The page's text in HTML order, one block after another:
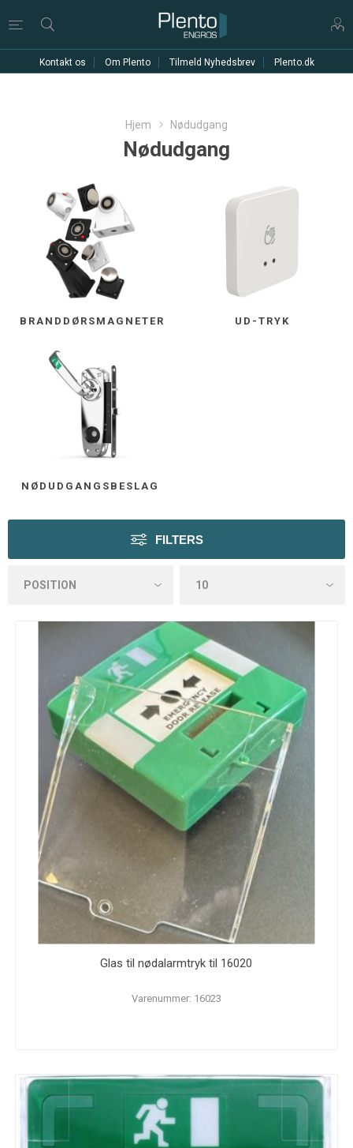
Kontakt os Om Plento Tilmeld Nyhedsbrev Plento.dk
Hjem Nødudgang
Nødudgang
BRANDDØRSMAGNETER UD-TRYK
NØDUDGANGSBESLAG
FILTERS
Glas til nødalarmtryk til 16020
Varenummer: 16023